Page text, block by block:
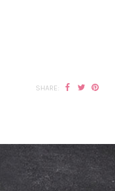
SHARE: